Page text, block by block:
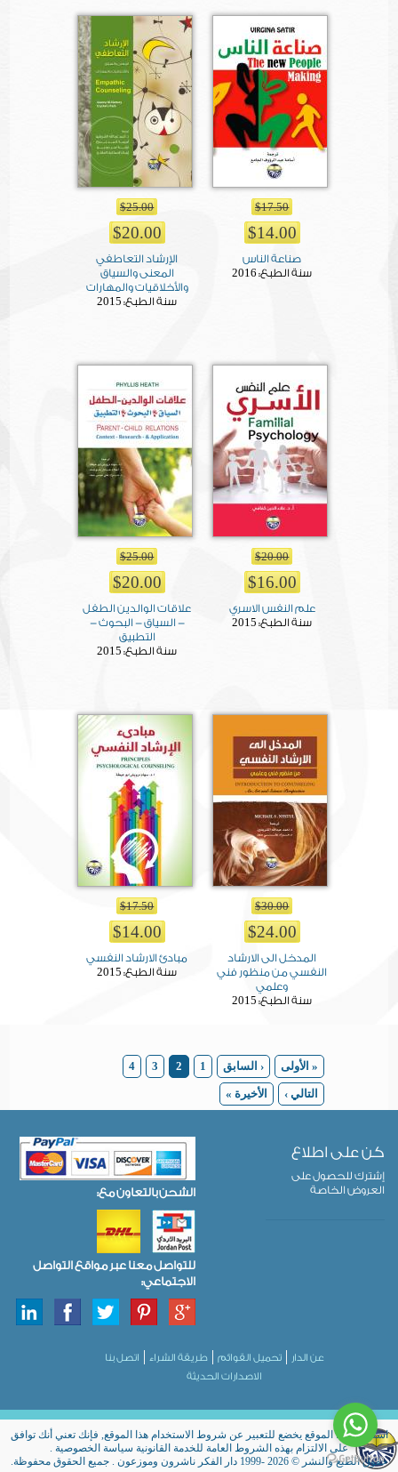
$17.50
$14.00
صناعة الناس
سنة الطبع: 2016
$25.00
$20.00
الإرشاد التعاطفي
المعنى والسياق
والأخلاقيات والمهارات
سنة الطبع: 2015
$20.00
$16.00
علم النفس الاسري
سنة الطبع: 2015
$25.00
$20.00
علاقات الوالدين الطفل
- السياق - البحوث -
التطبيق
سنة الطبع: 2015
$30.00
$24.00
المدخل الى الارشاد
النفسي من منظور فني
وعلمي
سنة الطبع: 2015
$17.50
$14.00
مبادئ الارشاد النفسي
سنة الطبع: 2015
« الأولى ‹ السابق 1
2
3
4
التالي › الأخيرة »
كن على اطلاع
إشترك للحصول على
العروض الخاصة
الشحن بالتعاون مع:
للتواصل معنا عبر مواقع التواصل
الاجتماعي:
عن الدار تحميل القوائم طريقة الشراء
اتصل بنا
الاصدارات الحديثة
استخدام هذا الموقع يخضع للتعبير عن شروط الاستخدام هذا الموقع, فإنك تعني أنك توافق
على الالتزام بهذه الشروط العامة للخدمة القانونية سياسة الخصوصية .
حقوق الطبع والنشر © 2026 -1999 دار الفكر ناشرون وموزعون . جميع الحقوق محفوظة.